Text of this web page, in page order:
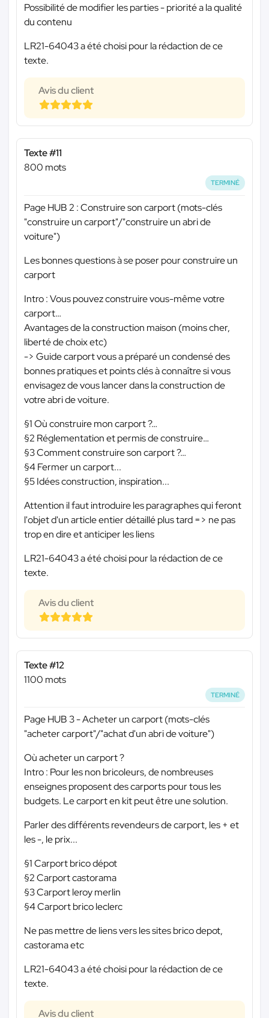
Possibilité de modifier les parties - priorité a la qualité
du contenu
LR21-64043 a été choisi pour la rédaction de ce
texte.
Avis du client
Texte #11
800 mots
TERMINÉ
Page HUB 2 : Construire son carport (mots-clés
"construire un carport"/"construire un abri de
voiture")
Les bonnes questions à se poser pour construire un
carport
Intro : Vous pouvez construire vous-même votre
carport…
Avantages de la construction maison (moins cher,
liberté de choix etc)
-> Guide carport vous a préparé un condensé des
bonnes pratiques et points clés à connaître si vous
envisagez de vous lancer dans la construction de
votre abri de voiture.
§1 Où construire mon carport ?…
§2 Réglementation et permis de construire…
§3 Comment construire son carport ?…
§4 Fermer un carport...
§5 Idées construction, inspiration...
Attention il faut introduire les paragraphes qui feront
l'objet d'un article entier détaillé plus tard => ne pas
trop en dire et anticiper les liens
LR21-64043 a été choisi pour la rédaction de ce
texte.
Avis du client
Texte #12
1100 mots
TERMINÉ
Page HUB 3 - Acheter un carport (mots-clés
"acheter carport"/"achat d'un abri de voiture")
Où acheter un carport ?
Intro : Pour les non bricoleurs, de nombreuses
enseignes proposent des carports pour tous les
budgets. Le carport en kit peut être une solution.
Parler des différents revendeurs de carport, les + et
les -, le prix...
§1 Carport brico dépot
§2 Carport castorama
§3 Carport leroy merlin
§4 Carport brico leclerc
Ne pas mettre de liens vers les sites brico depot,
castorama etc
LR21-64043 a été choisi pour la rédaction de ce
texte.
Avis du client